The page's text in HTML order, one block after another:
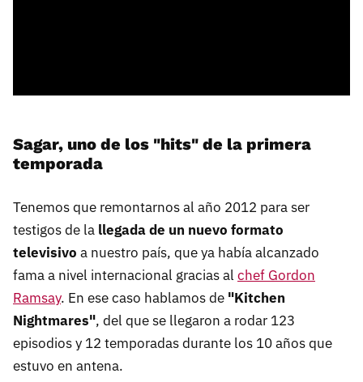
Sagar, uno de los "hits" de la primera
temporada
Tenemos que remontarnos al año 2012 para ser
testigos de la llegada de un nuevo formato
televisivo a nuestro país, que ya había alcanzado
fama a nivel internacional gracias al chef Gordon
Ramsay. En ese caso hablamos de "Kitchen
Nightmares", del que se llegaron a rodar 123
episodios y 12 temporadas durante los 10 años que
estuvo en antena.